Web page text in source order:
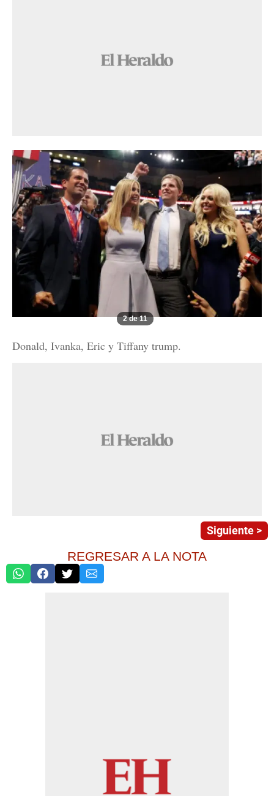
2 de 11
Donald, Ivanka, Eric y Tiffany trump.
Siguiente >
REGRESAR A LA NOTA